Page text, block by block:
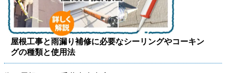
屋根工事と雨漏り補修に必要なシーリングやコーキン
グの種類と使用法